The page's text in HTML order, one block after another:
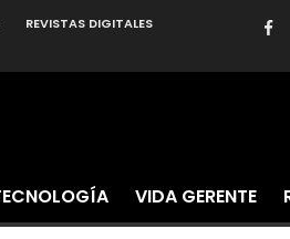
REVISTAS DIGITALES
VIDA GERENTE